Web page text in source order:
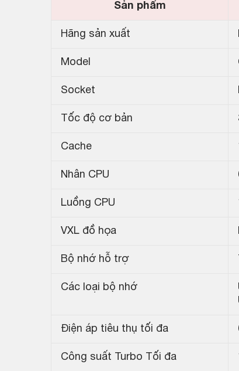
Sản phẩm
Hãng sản xuất
Model
Socket
Tốc độ cơ bản
Cache
Nhân CPU
Luồng CPU
VXL đồ họa
Bộ nhớ hỗ trợ
Các loại bộ nhớ
Điện áp tiêu thụ tối đa
Công suất Turbo Tối đa